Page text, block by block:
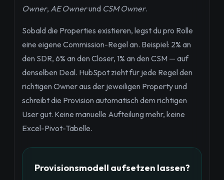
Owner, AE Ownerund CSM Owner.
Sobald die Properties existieren, legst du pro Rolle
eine eigene Commission-Regel an. Beispiel: 2% an
den SDR, 6% an den Closer, 1% an den CSM — auf
denselben Deal. HubSpot zieht für jede Regel den
richtigen Owner aus der jeweiligen Property und
schreibt die Provision automatisch dem richtigen
User gut. Keine manuelle Aufteilung mehr, keine
Excel-Pivot-Tabelle.
Provisionsmodell aufsetzen lassen?